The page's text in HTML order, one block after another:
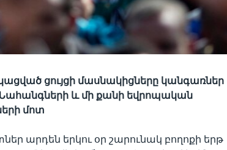
ցույցի մասնակիցները կանգառներ
Նահանգների և մի քանի եվրոպական
մոտ
արդեն երկու օր շարունակ բողոքի երթ